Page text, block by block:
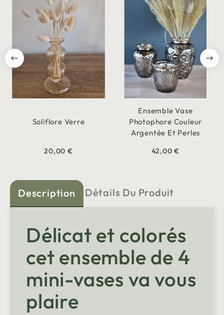
Soliflore Verre
20,00 €
Ensemble Vase
Photophore Couleur
Argentée Et Perles
42,00 €
Description Détails Du Produit
Délicat et colorés
cet ensemble de 4
mini-vases va vous
plaire